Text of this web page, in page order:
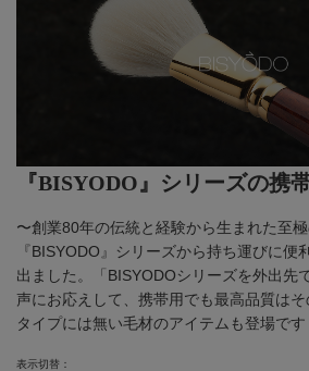
『BISYODO』シリーズの携
〜創業80年の伝統と経験から生まれた至
『BISYODO』シリーズから持ち運びに便
出ました。「BISYODOシリーズを外出先
声にお応えして、携帯用でも最高品質は
タイプには無い毛材のアイテムも登場です
表示切替：